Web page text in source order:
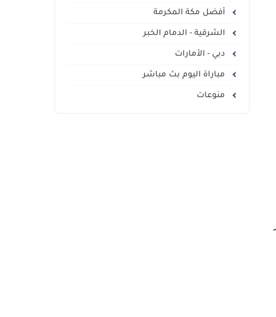
أفضل مكة المكرمة
الشرقية - الدمام الخبر
دبي - الأمارات
مباراة اليوم بث مباشر
منوعات